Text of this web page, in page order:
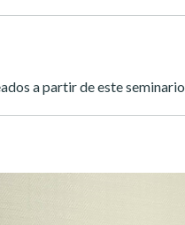
a partir de este seminario